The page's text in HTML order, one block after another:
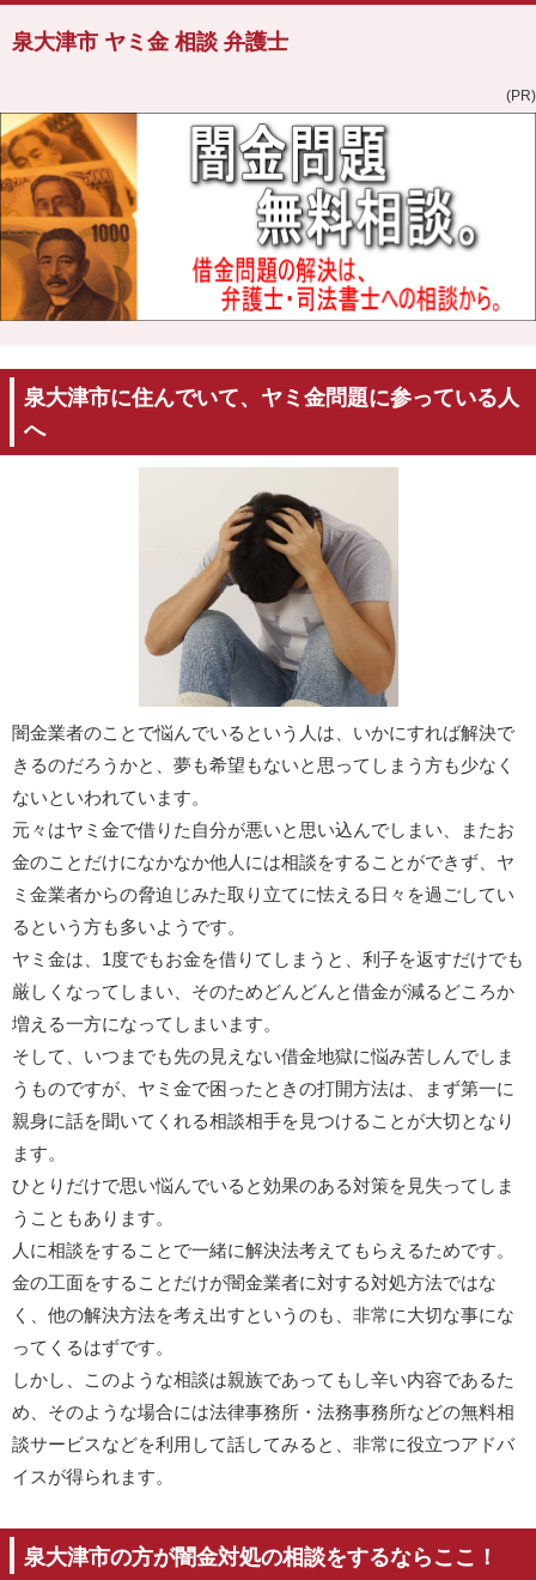
泉大津市 ヤミ金 相談 弁護士
(PR)
泉大津市に住んでいて、ヤミ金問題に参っている人
へ
闇金業者のことで悩んでいるという人は、いかにすれば解決で
きるのだろうかと、夢も希望もないと思ってしまう方も少なく
ないといわれています。
元々はヤミ金で借りた自分が悪いと思い込んでしまい、またお
金のことだけになかなか他人には相談をすることができず、ヤ
ミ金業者からの脅迫じみた取り立てに怯える日々を過ごしてい
るという方も多いようです。
ヤミ金は、1度でもお金を借りてしまうと、利子を返すだけでも
厳しくなってしまい、そのためどんどんと借金が減るどころか
増える一方になってしまいます。
そして、いつまでも先の見えない借金地獄に悩み苦しんでしま
うものですが、ヤミ金で困ったときの打開方法は、まず第一に
親身に話を聞いてくれる相談相手を見つけることが大切となり
ます。
ひとりだけで思い悩んでいると効果のある対策を見失ってしま
うこともあります。
人に相談をすることで一緒に解決法考えてもらえるためです。
金の工面をすることだけが闇金業者に対する対処方法ではな
く、他の解決方法を考え出すというのも、非常に大切な事にな
ってくるはずです。
しかし、このような相談は親族であってもし辛い内容であるた
め、そのような場合には法律事務所・法務事務所などの無料相
談サービスなどを利用して話してみると、非常に役立つアドバ
イスが得られます。
泉大津市の方が闇金対処の相談をするならここ！